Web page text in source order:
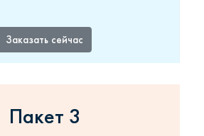
Заказать сейчас
Пакет 3